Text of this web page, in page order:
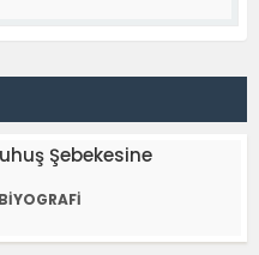
Şebekesine
BİYOGRAFİ